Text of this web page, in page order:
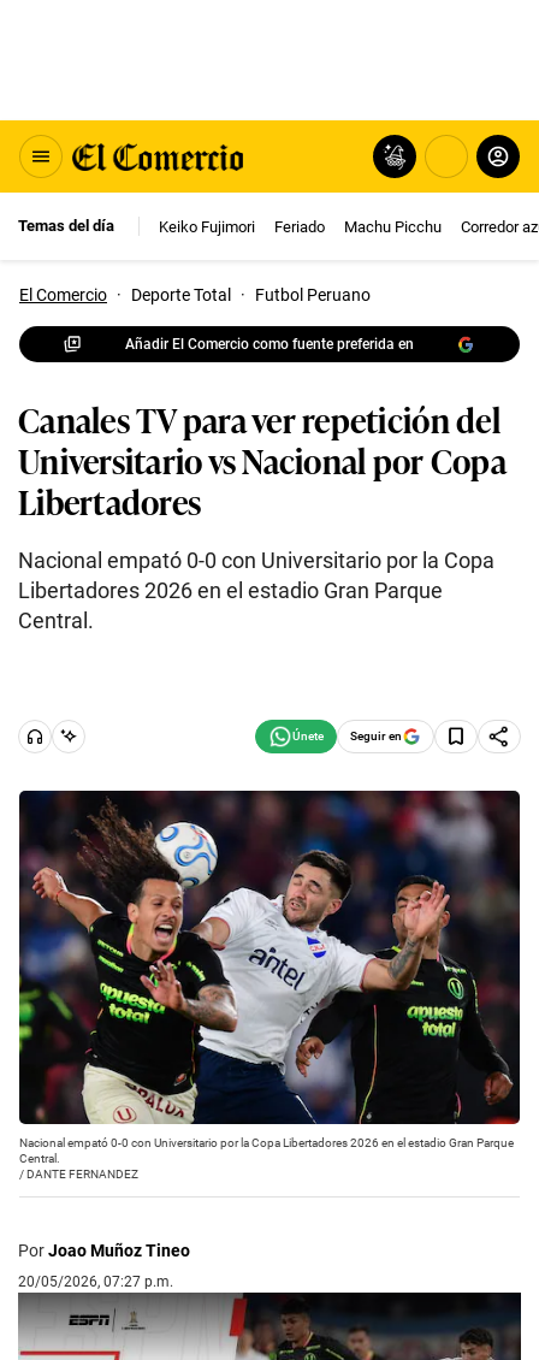
Temas del día Keiko Fujimori Feriado Machu Picchu Corredor
El Comercio · Deporte Total · Futbol Peruano
Añadir El Comercio como fuente preferida en
Canales TV para ver repetición del
Universitario vs Nacional por Copa
Libertadores
Nacional empató 0-0 con Universitario por la Copa
Libertadores 2026 en el estadio Gran Parque
Central.
Seguir en
Nacional empató 0-0 con Universitario por la Copa Libertadores 2026 en el estadio Gran Parque
Central.
/DANTE FERNANDEZ
PorJoao Muñoz Tineo
20/05/2026, 07:27 p.m.